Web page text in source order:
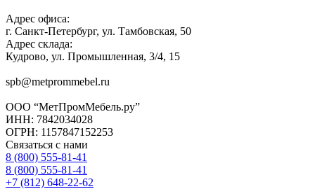
Адрес офиса:
г. Санкт-Петербург, ул. Тамбовская, 50
Адрес склада:
Кудрово, ул. Промышленная, 3/4, 15
spb@metprommebel.ru
ООО “МетПромМебель.ру”
ИНН: 7842034028
ОГРН: 1157847152253
Связаться с нами
8 (800) 555-81-41
8 (800) 555-81-41
+7 (812) 648-22-62